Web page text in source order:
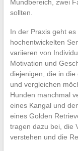
Mundbereich, zwei
sollten.
In der Praxis geht
hochentwickelten
variieren von
Motivation und
diejenigen, die in
und vergleichen
Hunden manchmal
eines Kangal und
eines Golden
tragen dazu bei, die
verstehen und die